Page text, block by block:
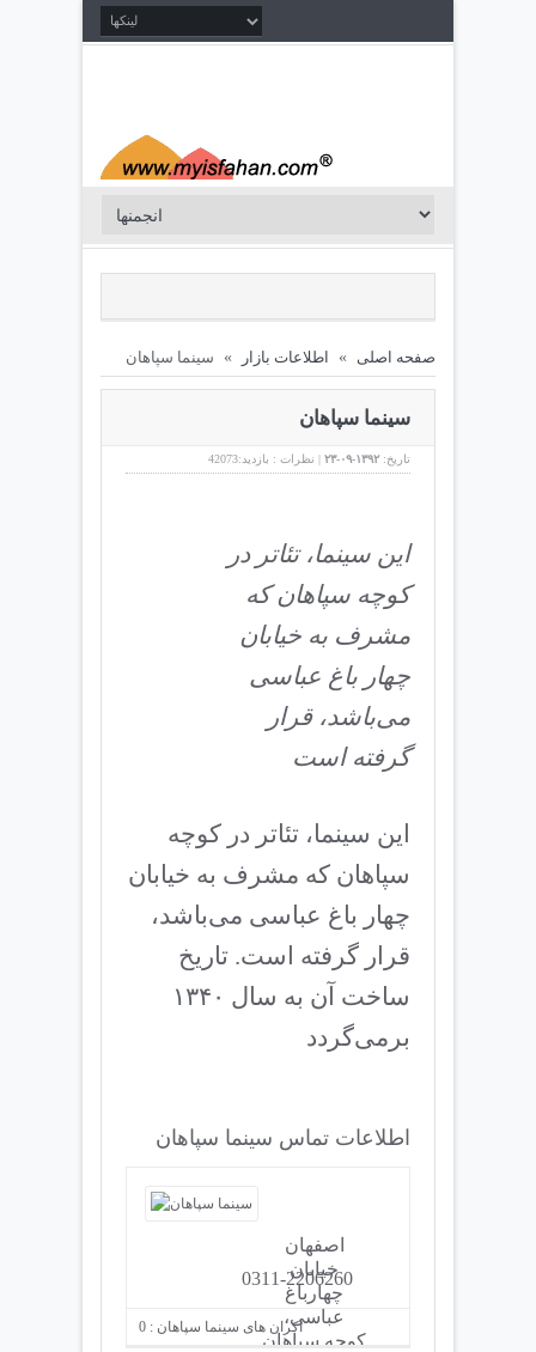
صفحه اصلی » اطلاعات بازار » سینما سپاهان
سینما سپاهان
تاریخ: ۱۳۹۲-۰۹-۲۳ | نظرات : بازدید:42073
این سینما، تئاتر در
کوچه سپاهان که
مشرف به خیابان
چهار باغ عباسی
می‌باشد، قرار
گرفته است
این سینما، تئاتر در کوچه
سپاهان که مشرف به خیابان
چهار باغ عباسی می‌باشد،
قرار گرفته است. تاریخ
ساخت آن به سال ۱۳۴۰
برمی‌گردد
اطلاعات تماس سینما سپاهان
اصفهان
خیابان
چهارباغ
عباسی،
کوچه سپاهان
0311-2206260
اکران های سینما سپاهان : 0